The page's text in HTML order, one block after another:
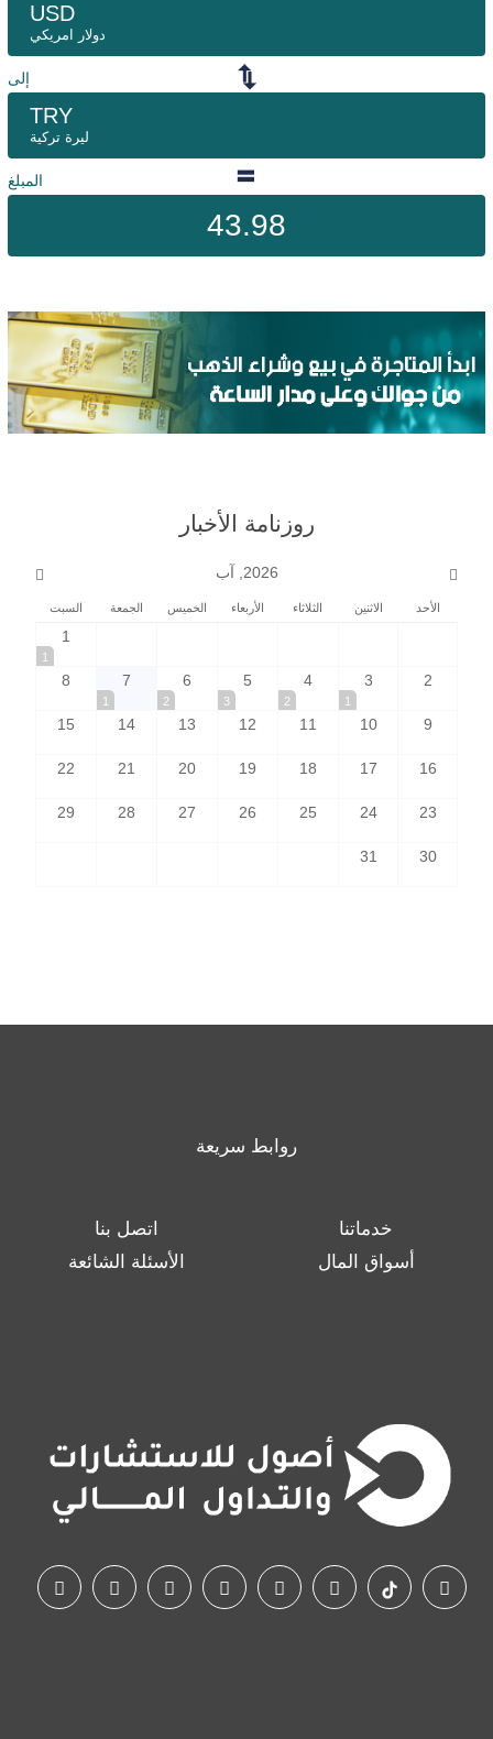
USD
دولار امريكي
إلى
TRY
ليرة تركية
المبلغ
43.98
روزنامة الأخبار
2026, آب
الأحد الاثنين الثلاثاء الأربعاء الخميس الجمعة السبت
1
1
2
3
1
4
2
5
3
6
2
7
1
8
9
10
11
12
13
14
15
16
17
18
19
20
21
22
23
24
25
26
27
28
29
30
31
روابط سريعة
خدماتنا
اتصل بنا
أسواق المال
الأسئلة الشائعة